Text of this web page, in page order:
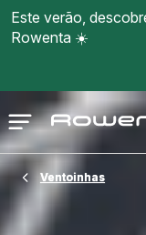
Este verão,
Rowenta ☀️
Abrir
o
menu
Ventoinhas